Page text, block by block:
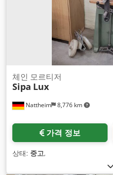
Nattheim 8,776 km
체인 모르티저
Sipa Lux
가격 정보
상태: 중고,